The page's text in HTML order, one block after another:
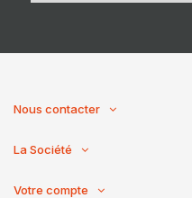
Nous contacter
La Société
Votre compte